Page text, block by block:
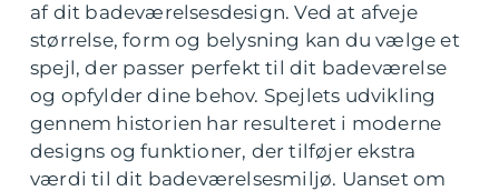
af dit badeværelsesdesign. Ved at afveje
størrelse, form og belysning kan du vælge et
spejl, der passer perfekt til dit badeværelse
og opfylder dine behov. Spejlets udvikling
gennem historien har resulteret i moderne
designs og funktioner, der tilføjer ekstra
værdi til dit badeværelsesmiljø. Uanset om